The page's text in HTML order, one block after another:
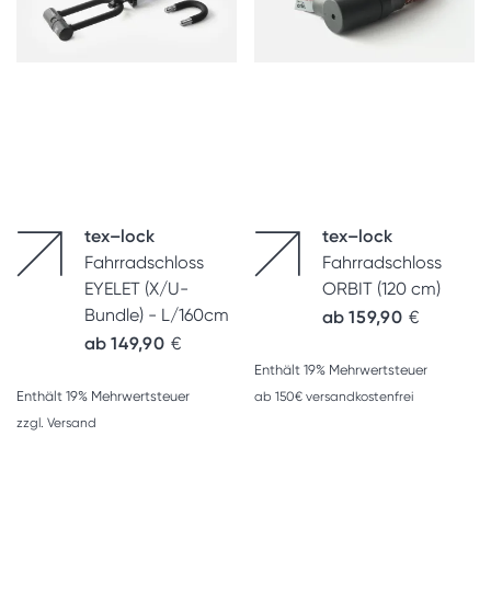
tex–lock
Fahrradschloss
EYELET (X/U-
Bundle) - L/160cm
ab 149,90 €
Enthält 19% Mehrwertsteuer
zzgl. Versand
tex–lock
Fahrradschloss
ORBIT (120 cm)
ab 159,90 €
Enthält 19% Mehrwertsteuer
ab 150€ versandkostenfrei